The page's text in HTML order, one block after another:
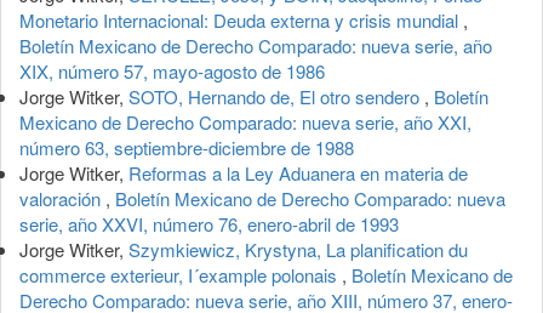
Monetario Internacional: Deuda externa y crisis mundial ,
Boletín Mexicano de Derecho Comparado: nueva serie, año
XIX, número 57, mayo-agosto de 1986
Jorge Witker, SOTO, Hernando de, El otro sendero , Boletín
Mexicano de Derecho Comparado: nueva serie, año XXI,
número 63, septiembre-diciembre de 1988
Jorge Witker, Reformas a la Ley Aduanera en materia de
valoración , Boletín Mexicano de Derecho Comparado: nueva
serie, año XXVI, número 76, enero-abril de 1993
Jorge Witker, Szymkiewicz, Krystyna, La planification du
commerce exterieur, I´example polonais , Boletín Mexicano de
Derecho Comparado: nueva serie, año XIII, número 37, enero-